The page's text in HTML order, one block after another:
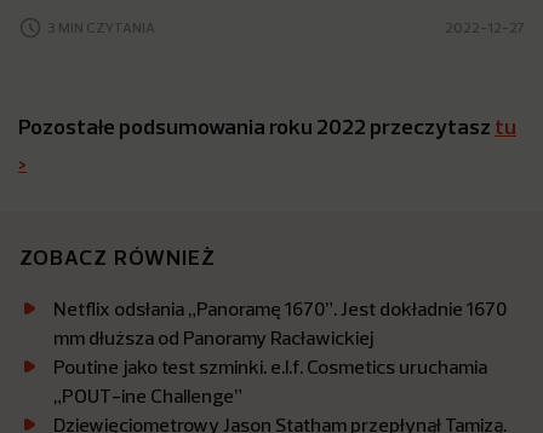
3 MIN CZYTANIA 2022-12-27
Pozostałe podsumowania roku 2022 przeczytasz tu
>
ZOBACZ RÓWNIEŻ
Netflix odsłania „Panoramę 1670”. Jest dokładnie 1670
mm dłuższa od Panoramy Racławickiej
Poutine jako test szminki. e.l.f. Cosmetics uruchamia
„POUT-ine Challenge”
Dziewięciometrowy Jason Statham przepłynął Tamizą.